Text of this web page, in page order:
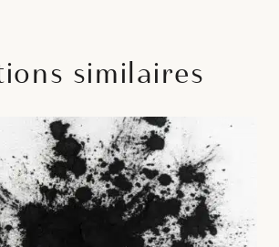
similaires